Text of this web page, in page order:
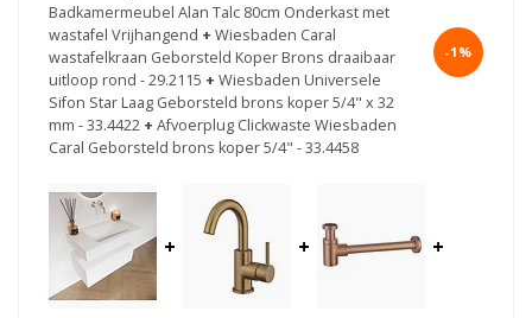
Badkamermeubel Alan Talc 80cm Onderkast met
wastafel Vrijhangend + Wiesbaden Caral
wastafelkraan Geborsteld Koper Brons draaibaar
uitloop rond - 29.2115 + Wiesbaden Universele
Sifon Star Laag Geborsteld brons koper 5/4" x 32
mm - 33.4422 + Afvoerplug Clickwaste Wiesbaden
Caral Geborsteld brons koper 5/4" - 33.4458
-1%
+ + +